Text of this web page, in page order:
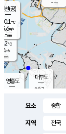
의도
℃
m/s
mm
영흥도
대부도
29.7
-mm
인천(공)
30.1℃
5.6m/s
-mm
요소
지역